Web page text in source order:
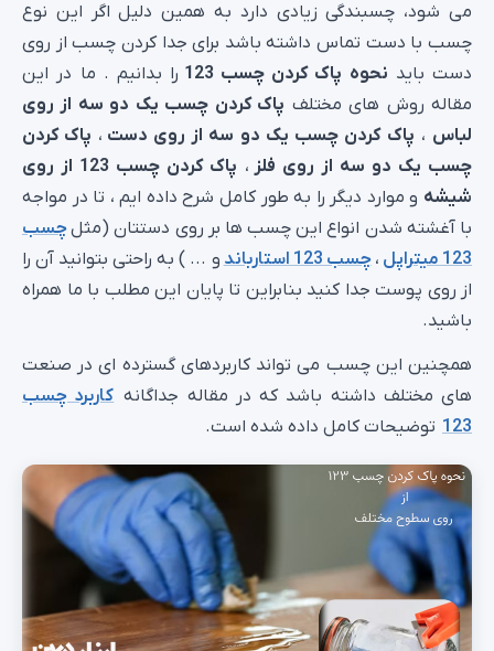
می شود، چسبندگی زیادی دارد به همین دلیل اگر این نوع
چسب با دست تماس داشته باشد برای جدا کردن چسب از روی
دست باید نحوه پاک کردن چسب 123
را بدانیم . ما در این
مقاله روش های مختلف پاک کردن چسب یک دو سه از روی
لباس ، پاک کردن چسب یک دو سه از روی دست ، پاک کردن
چسب یک دو سه از روی فلز ،
پاک کردن چسب 123 از روی
شیشه و موارد دیگر را به طور کامل شرح داده ایم ، تا در مواجه
با آغشته شدن انواع این چسب ها بر روی دستتان (مثلچسب
123 میتراپل
، چسب 123 استارباند
و ... ) به راحتی بتوانید آن را
از روی پوست جدا کنید بنابراین تا پایان این مطلب با ما همراه
باشید.
همچنین این چسب می تواند کاربردهای گسترده ای در صنعت
های مختلف داشته باشد که در مقاله جداگانه کاربرد چسب
123 توضیحات کامل داده شده است.